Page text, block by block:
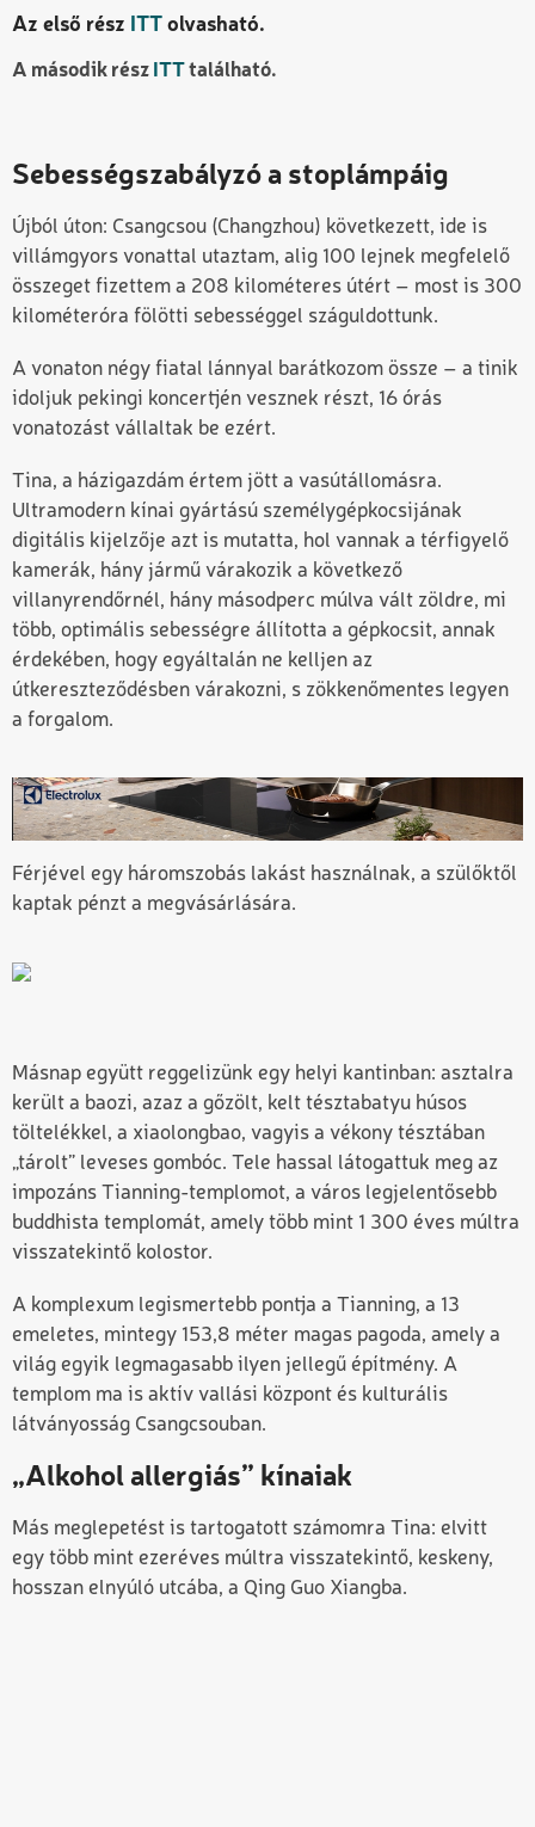
Az első rész ITT olvasható.
A második rész ITTtalálható.
Sebességszabályzó a stoplámpáig
Újból úton: Csangcsou (Changzhou) következett, ide is
villámgyors vonattal utaztam, alig 100 lejnek megfelelő
összeget fizettem a 208 kilométeres útért – most is 300
kilométeróra fölötti sebességgel száguldottunk.
A vonaton négy fiatal lánnyal barátkozom össze – a tinik
idoljuk pekingi koncertjén vesznek részt, 16 órás
vonatozást vállaltak be ezért.
Tina, a házigazdám értem jött a vasútállomásra.
Ultramodern kínai gyártású személygépkocsijának
digitális kijelzője azt is mutatta, hol vannak a térfigyelő
kamerák, hány jármű várakozik a következő
villanyrendőrnél, hány másodperc múlva vált zöldre, mi
több, optimális sebességre állította a gépkocsit, annak
érdekében, hogy egyáltalán ne kelljen az
útkereszteződésben várakozni, s zökkenőmentes legyen
a forgalom.
Férjével egy háromszobás lakást használnak, a szülőktől
kaptak pénzt a megvásárlására.
Másnap együtt reggelizünk egy helyi kantinban: asztalra
került a baozi, azaz a gőzölt, kelt tésztabatyu húsos
töltelékkel, a xiaolongbao, vagyis a vékony tésztában
„tárolt” leveses gombóc. Tele hassal látogattuk meg az
impozáns Tianning-templomot, a város legjelentősebb
buddhista templomát, amely több mint 1 300 éves múltra
visszatekintő kolostor.
A komplexum legismertebb pontja a Tianning, a 13
emeletes, mintegy 153,8 méter magas pagoda, amely a
világ egyik legmagasabb ilyen jellegű építmény. A
templom ma is aktív vallási központ és kulturális
látványosság Csangcsouban.
„Alkohol allergiás” kínaiak
Más meglepetést is tartogatott számomra Tina: elvitt
egy több mint ezeréves múltra visszatekintő, keskeny,
hosszan elnyúló utcába, a Qing Guo Xiangba.